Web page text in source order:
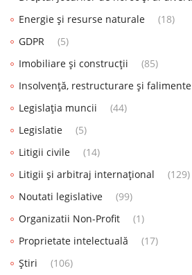
Energie și resurse naturale
(18)
GDPR
(5)
Imobiliare și construcții
(85)
Insolvență, restructurare și falimente
Legislația muncii
(44)
Legislatie
(5)
Litigii civile
(14)
Litigii și arbitraj internațional
(129)
Noutati legislative
(99)
Organizatii Non-Profit
(1)
Proprietate intelectuală
(17)
Știri
(106)